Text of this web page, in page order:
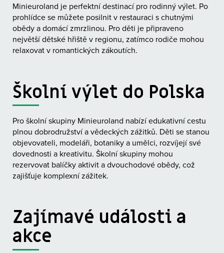
Minieuroland je perfektní destinací pro rodinný výlet. Po
prohlídce se můžete posilnit v restauraci s chutnými
obědy a domácí zmrzlinou. Pro děti je připraveno
největší dětské hřiště v regionu, zatímco rodiče mohou
relaxovat v romantických zákoutích.
Školní výlet do Polska
Pro školní skupiny Minieuroland nabízí edukativní cestu
plnou dobrodružství a vědeckých zážitků. Děti se stanou
objevovateli, modeláři, botaniky a umělci, rozvíjejí své
dovednosti a kreativitu. Školní skupiny mohou
rezervovat balíčky aktivit a dvouchodové obědy, což
zajišťuje komplexní zážitek.
Zajímavé události a
akce